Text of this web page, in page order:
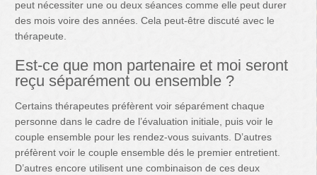
peut nécessiter une ou deux séances comme elle peut durer
des mois voire des années. Cela peut-être discuté avec le
thérapeute.
Est-ce que mon partenaire et moi seront
reçu séparément ou ensemble ?
Certains thérapeutes préfèrent voir séparément chaque
personne dans le cadre de l’évaluation initiale, puis voir le
couple ensemble pour les rendez-vous suivants. D’autres
préfèrent voir le couple ensemble dés le premier entretient.
D’autres encore utilisent une combinaison de ces deux